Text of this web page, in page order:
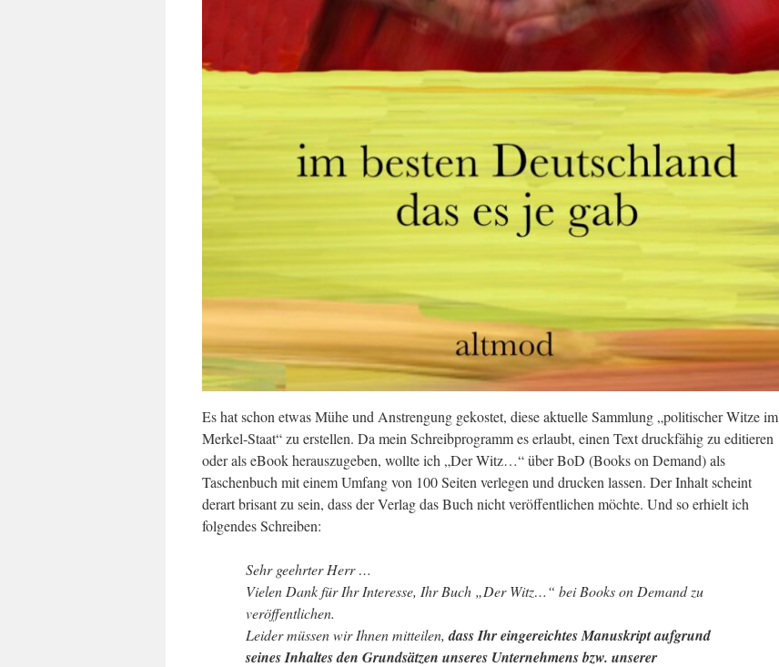
Es hat schon etwas Mühe und Anstrengung gekostet, diese aktuelle Sammlung „politischer Witze im
Merkel-Staat“ zu erstellen. Da mein Schreibprogramm es erlaubt, einen Text druckfähig zu editieren
oder als eBook herauszugeben, wollte ich „Der Witz…“ über BoD (Books on Demand) als
Taschenbuch mit einem Umfang von 100 Seiten verlegen und drucken lassen. Der Inhalt scheint
derart brisant zu sein, dass der Verlag das Buch nicht veröffentlichen möchte. Und so erhielt ich
folgendes Schreiben:
Sehr geehrter Herr …
Vielen Dank für Ihr Interesse, Ihr Buch „Der Witz…“ bei Books on Demand zu
veröffentlichen.
Leider müssen wir Ihnen mitteilen,dass Ihr eingereichtes Manuskript aufgrund
seines Inhaltes den Grundsätzen unseres Unternehmens bzw. unserer